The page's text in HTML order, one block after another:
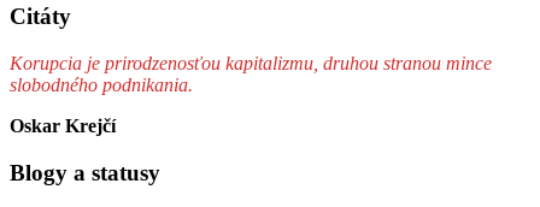
Citáty
Korupcia je prirodzenosťou kapitalizmu, druhou stranou mince
slobodného podnikania.
Oskar Krejčí
Blogy a statusy